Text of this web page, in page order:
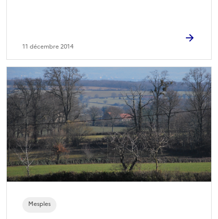
11 décembre 2014
Mesples